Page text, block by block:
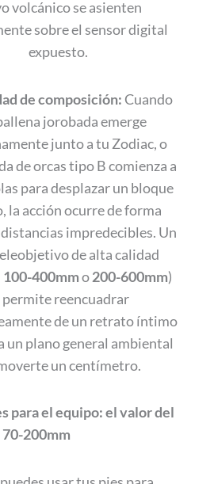
volcánico se asienten
sobre el sensor digital
expuesto.
de composición: Cuando
jorobada emerge
junto a tu Zodiac, o
de orcas tipo B comienza a
para desplazar un bloque
la acción ocurre de forma
impredecibles. Un
de alta calidad
100-400mmo200-600mm)
reencuadrar
de un retrato íntimo
un plano general ambiental
un centímetro.
para el equipo: el valor del
70-200mm